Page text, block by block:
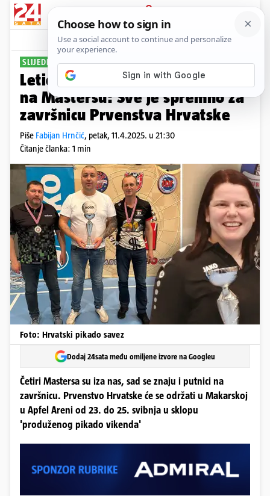
PRIJAVA
Sport Komentari
SLIJEDI ZAVRŠNICA
Letica i Krčmar ponovno slavili
na Mastersu: Sve je spremno za
završnicu Prvenstva Hrvatske
Piše Fabijan Hrnčić, petak, 11.4.2025. u 21:30
Čitanje članka: 1 min
Foto: Hrvatski pikado savez
Dodaj 24sata među omiljene izvore na Googleu
Četiri Mastersa su iza nas, sad se znaju i putnici na
završnicu. Prvenstvo Hrvatske će se održati u Makarskoj
u Apfel Areni od 23. do 25. svibnja u sklopu
'produženog pikado vikenda'